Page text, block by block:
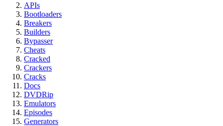
APIs
Bootloaders
Breakers
Builders
Bypasser
Cheats
Cracked
Crackers
Cracks
Docs
DVDRip
Emulators
Episodes
Generators